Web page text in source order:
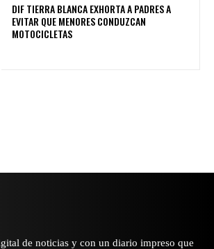
DIF TIERRA BLANCA EXHORTA A PADRES A
EVITAR QUE MENORES CONDUZCAN
MOTOCICLETAS
de noticias y con un diario impreso que